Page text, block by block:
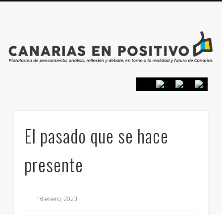
El pasado que se hace
presente
18 enero, 2023